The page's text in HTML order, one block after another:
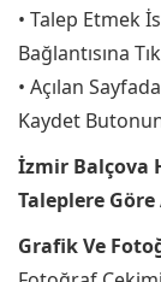
• Talep Etmek
Bağlantısına
• Açılan
Kaydet
İzmir Balçova
Taleplere
Grafik Ve